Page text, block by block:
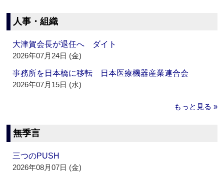
人事・組織
大津賀会長が退任へ ダイト
2026年07月24日 (金)
事務所を日本橋に移転 日本医療機器産業連合会
2026年07月15日 (水)
もっと見る »
無季言
三つのPUSH
2026年08月07日 (金)